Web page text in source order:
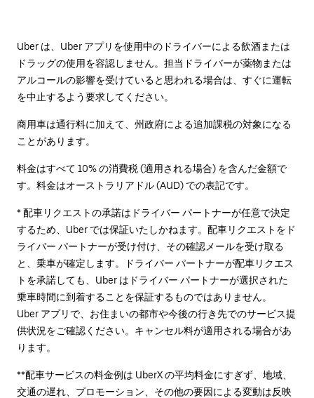
Uber は、Uber アプリを使用中のドライバーによる飲酒または
ドラッグの使用を容認しません。担当ドライバーが薬物または
アルコールの影響を受けていると思われる場合は、すぐに運転
を中止するよう要求してください。
商用車は通行料に加えて、州政府による追加課税の対象になる
ことがあります。
料金はすべて 10% の消費税 (適用される場合) を含んだ金額で
す。料金はオーストラリアドル (AUD) での表記です。
* 配車リクエストの承諾はドライバー パートナーが任意で決定
するため、Uber では保証いたしかねます。配車リクエストをド
ライバー パートナーが受け付け、その確認メールを受け取る
と、乗車が確定します。ドライバー パートナーが配車リクエス
トを承諾しても、Uber はドライバー パートナーが選択された
乗車時間に到着することを保証するものではありません。
Uber アプリで、お住まいの都市や今後の行き先でのサービス提
供状況をご確認ください。キャンセル料が適用される場合があ
ります。
**配車サービスの料金例は UberX の平均料金にすぎず、地域、
交通の遅れ、プロモーション、その他の要因による変動は反映